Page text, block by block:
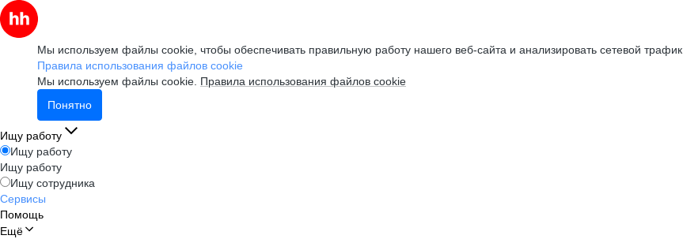
Мы используем файлы cookie, чтобы обеспечивать правильную работу нашего веб-сайта и анализировать сетевой трафик.
Правила использования файлов cookie
Мы используем файлы cookie. Правила использования файлов cookie
Понятно
Ищу работу
Ищу работу
Ищу работу
Ищу сотрудника
Сервисы
Помощь
Ещё